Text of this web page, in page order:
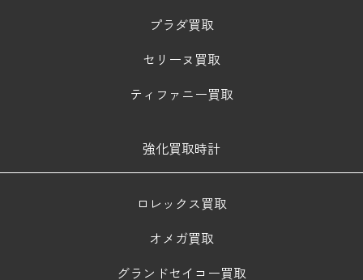
プラダ買取
セリーヌ買取
ティファニー買取
強化買取時計
ロレックス買取
オメガ買取
グランドセイコー買取